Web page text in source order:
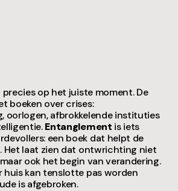
op het juiste moment. De
boeken over crises:
oorlogen, afbrokkelende instituties
Entanglement is iets
een boek dat helpt de
Het laat zien dat ontwrichting niet
ook het begin van verandering.
huis kan tenslotte pas worden
is afgebroken.